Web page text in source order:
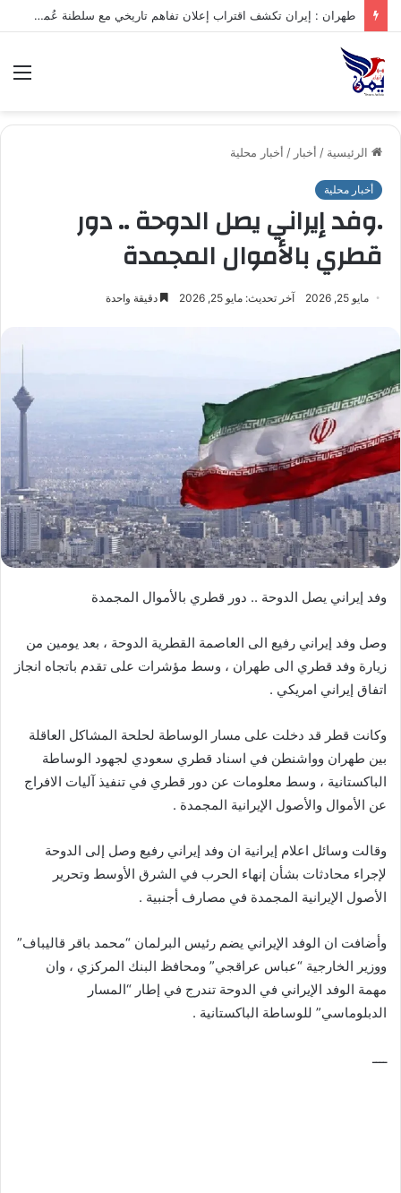
طهران : إيران تكشف اقتراب إعلان تفاهم تاريخي مع سلطنة عُمان بشأن تنظيم الملاحة في مضيق هرمز
الرئيسية / أخبار / أخبار محلية
أخبار محلية
.وفد إيراني يصل الدوحة .. دور
قطري بالأموال المجمدة
مايو 25, 2026 آخر تحديث: مايو 25, 2026 دقيقة واحدة
وفد إيراني يصل الدوحة .. دور قطري بالأموال المجمدة
وصل وفد إيراني رفيع الى العاصمة القطرية الدوحة ، بعد يومين من
زيارة وفد قطري الى طهران ، وسط مؤشرات على تقدم باتجاه انجاز
اتفاق إيراني امريكي .
وكانت قطر قد دخلت على مسار الوساطة لحلحة المشاكل العاقلة
بين طهران وواشنطن في اسناد قطري سعودي لجهود الوساطة
الباكستانية ، وسط معلومات عن دور قطري في تنفيذ آليات الافراج
عن الأموال والأصول الإيرانية المجمدة .
وقالت وسائل اعلام إيرانية ان وفد إيراني رفيع وصل إلى الدوحة
لإجراء محادثات بشأن إنهاء الحرب في الشرق الأوسط وتحرير
الأصول الإيرانية المجمدة في مصارف أجنبية .
وأضافت ان الوفد الإيراني يضم رئيس البرلمان “محمد باقر قاليباف”
ووزير الخارجية “عباس عراقجي” ومحافظ البنك المركزي ، وان
مهمة الوفد الإيراني في الدوحة تندرج في إطار “المسار
الدبلوماسي” للوساطة الباكستانية .
ــــ